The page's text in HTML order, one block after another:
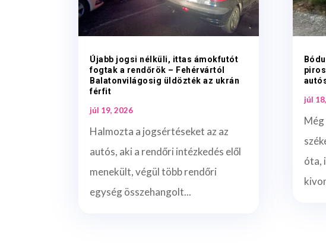
Újabb jogsi nélküli, ittas ámokfutót
fogtak a rendőrök – Fehérvártól
Balatonvilágosig üldözték az ukrán
férfit
júl 19, 2026
Halmozta a jogsértéseket az az
autós, aki a rendőri intézkedés elől
menekült, végül több rendőri
egység összehangolt...
júl
óta,